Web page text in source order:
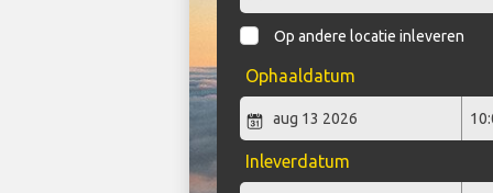
Op andere locatie inleveren
Ophaaldatum
Inleverdatum